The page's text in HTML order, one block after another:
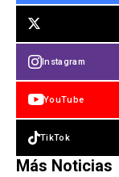
Instagram
YouTube
TikTok
Más Noticias